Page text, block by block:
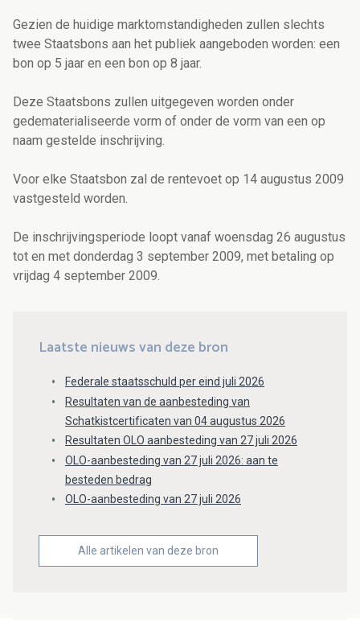
Gezien de huidige marktomstandigheden zullen slechts
twee Staatsbons aan het publiek aangeboden worden: een
bon op 5 jaar en een bon op 8 jaar.
Deze Staatsbons zullen uitgegeven worden onder
gedematerialiseerde vorm of onder de vorm van een op
naam gestelde inschrijving.
Voor elke Staatsbon zal de rentevoet op 14 augustus 2009
vastgesteld worden.
De inschrijvingsperiode loopt vanaf woensdag 26 augustus
tot en met donderdag 3 september 2009, met betaling op
vrijdag 4 september 2009.
Laatste nieuws van deze bron
Federale staatsschuld per eind juli 2026
Resultaten van de aanbesteding van
Schatkistcertificaten van 04 augustus 2026
Resultaten OLO aanbesteding van 27 juli 2026
OLO-aanbesteding van 27 juli 2026: aan te
besteden bedrag
OLO-aanbesteding van 27 juli 2026
Alle artikelen van deze bron